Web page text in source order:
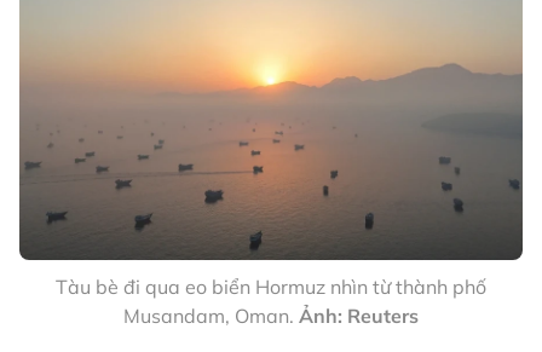
Tàu bè đi qua eo biển Hormuz nhìn từ thành phố
Musandam, Oman. Ảnh: Reuters